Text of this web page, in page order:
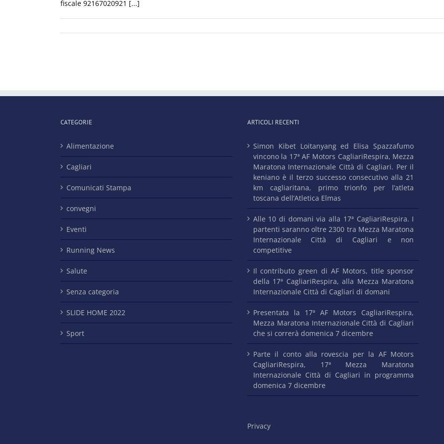
fiscale 92167020921 [...]
CATEGORIE
Alimentazione
Cagliari
Comunicati Stampa
convegni
Eventi
Running News
Salute
Senza categoria
SLIDE HOME 2022
Sport
ARTICOLI RECENTI
Simon Kibet Loitanyang ed Elisa Spazzafumo
vincono la 17ª AF Motors CagliariRespira, Mezza
Maratona Internazionale Città di Cagliari. Per il
keniano è il terzo successo consecutivo alla 21
km cagliaritana, primo trionfo per l’atleta
toscana dell’Atletica Elmas
Alle 10 di domani via alla 17ª CagliariRespira. I
partenti saranno oltre 2300 tra Mezza Maratona
Internazionale Città di Cagliari e non
competitive
Il contributo green di AF Motors, title sponsor
della 17ª CagliariRespira, alla Mezza Maratona
Internazionale Città di Cagliari di domani
Presentata la 17ª AF Motors CagliariRespira,
Mezza Maratona Internazionale Città di Cagliari
che si correrà domenica 7 dicembre
Parte il conto alla rovescia per la AF Motors
CagliariRespira, 17ª Mezza Maratona
Internazionale Città di Cagliari in programma
domenica 7 dicembre
Privacy